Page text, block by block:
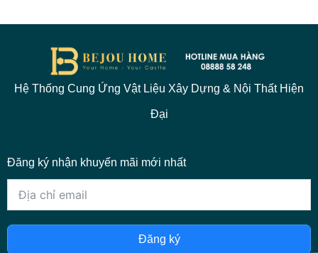
Hệ Thống Cung Ứng Vật Liệu Xây Dựng & Nội Thất Hiện
Đại
Đăng ký nhận khuyến mãi mới nhất
Đăng ký